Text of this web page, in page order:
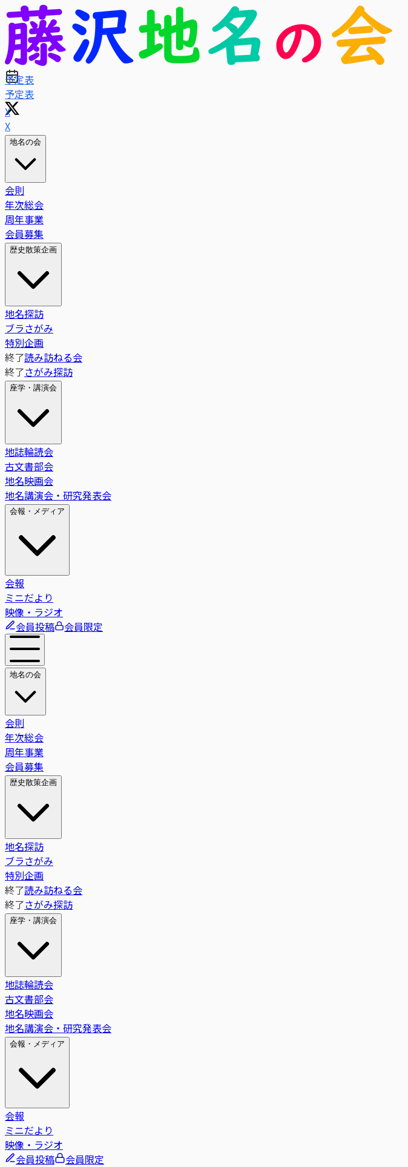
予定表
X
地名の会
会則
年次総会
周年事業
会員募集
歴史散策企画
地名探訪
ブラさがみ
特別企画
終了読み訪ねる会
終了さがみ探訪
座学・講演会
地誌輪読会
古文書部会
地名映画会
地名講演会・研究発表会
会報・メディア
会報
ミニだより
映像・ラジオ
会員投稿
会員限定
地名の会
会則
年次総会
周年事業
会員募集
歴史散策企画
地名探訪
ブラさがみ
特別企画
終了読み訪ねる会
終了さがみ探訪
座学・講演会
地誌輪読会
古文書部会
地名映画会
地名講演会・研究発表会
会報・メディア
会報
ミニだより
映像・ラジオ
会員投稿
会員限定